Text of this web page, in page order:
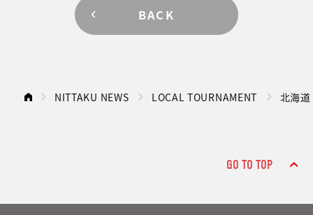
BACK
NITTAKU NEWS LOCAL TOURNAMENT 北海
GO TO TOP